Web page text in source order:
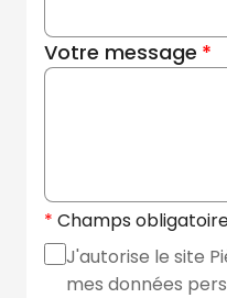
Votre message
Champs
J'autorise le site
mes données